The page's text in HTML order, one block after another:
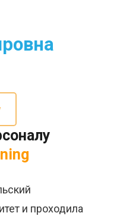
и проходила